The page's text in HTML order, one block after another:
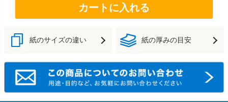
カートに入れる
紙のサイズの違い 紙の厚みの目安